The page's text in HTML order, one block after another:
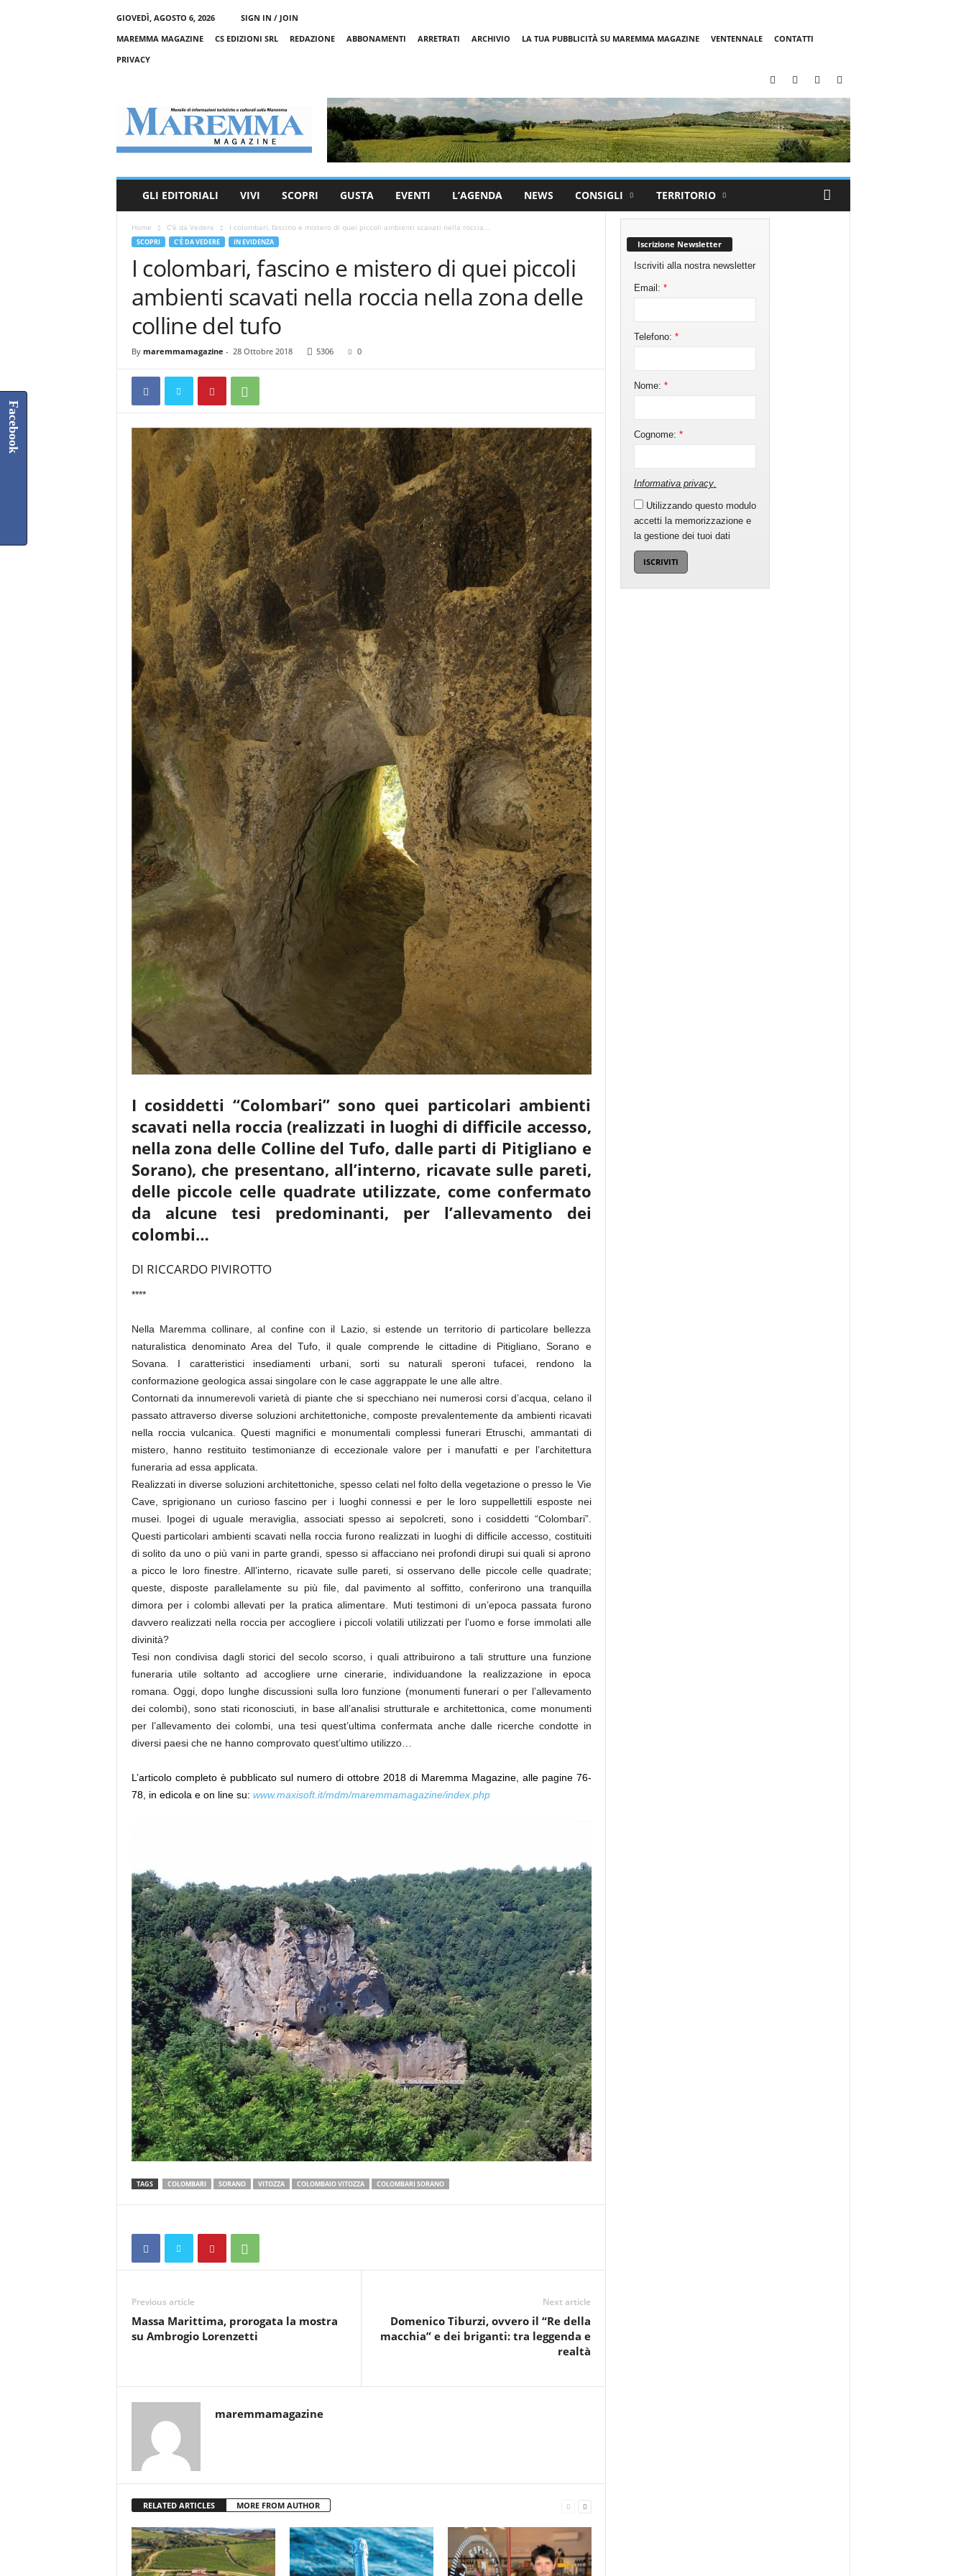
GIOVEDÌ, AGOSTO 6, 2026
SIGN IN / JOIN
MAREMMA MAGAZINE
CS EDIZIONI SRL REDAZIONE ABBONAMENTI ARRETRATI ARCHIVIO LA TUA PUBBLICITÀ SU MAREMMA MAGAZINE VENTENNALE
CONTATTI
PRIVACY
m
GLI EDITORIALI VIVI SCOPRI GUSTA EVENTI L’AGENDA NEWS CONSIGLI TERRITORIO
Home C'è da Vedere I colombari, fascino e mistero di quei piccoli ambienti scavati nella roccia...
SCOPRI C'È DA VEDERE IN EVIDENZA
I colombari, fascino e mistero di quei piccoli
ambienti scavati nella roccia nella zona delle
colline del tufo
By maremmamagazine - 28 Ottobre 2018 5306 0
I cosiddetti “Colombari” sono quei particolari ambienti
scavati nella roccia (realizzati in luoghi di difficile accesso,
nella zona delle Colline del Tufo, dalle parti di Pitigliano e
Sorano), che presentano, all’interno, ricavate sulle pareti,
delle piccole celle quadrate utilizzate, come confermato
da alcune tesi predominanti, per l’allevamento dei
colombi…
DI RICCARDO PIVIROTTO
****
Nella Maremma collinare, al confine con il Lazio, si estende un territorio di particolare bellezza
naturalistica denominato Area del Tufo, il quale comprende le cittadine di Pitigliano, Sorano e
Sovana. I caratteristici insediamenti urbani, sorti su naturali speroni tufacei, rendono la
conformazione geologica assai singolare con le case aggrappate le une alle altre.
Contornati da innumerevoli varietà di piante che si specchiano nei numerosi corsi d’acqua, celano il
passato attraverso diverse soluzioni architettoniche, composte prevalentemente da ambienti ricavati
nella roccia vulcanica. Questi magnifici e monumentali complessi funerari Etruschi, ammantati di
mistero, hanno restituito testimonianze di eccezionale valore per i manufatti e per l’architettura
funeraria ad essa applicata.
Realizzati in diverse soluzioni architettoniche, spesso celati nel folto della vegetazione o presso le Vie
Cave, sprigionano un curioso fascino per i luoghi connessi e per le loro suppellettili esposte nei
musei. Ipogei di uguale meraviglia, associati spesso ai sepolcreti, sono i cosiddetti “Colombari”.
Questi particolari ambienti scavati nella roccia furono realizzati in luoghi di difficile accesso, costituiti
di solito da uno o più vani in parte grandi, spesso si affacciano nei profondi dirupi sui quali si aprono
a picco le loro finestre. All’interno, ricavate sulle pareti, si osservano delle piccole celle quadrate;
queste, disposte parallelamente su più file, dal pavimento al soffitto, conferirono una tranquilla
dimora per i colombi allevati per la pratica alimentare. Muti testimoni di un’epoca passata furono
davvero realizzati nella roccia per accogliere i piccoli volatili utilizzati per l’uomo e forse immolati alle
divinità?
Tesi non condivisa dagli storici del secolo scorso, i quali attribuirono a tali strutture una funzione
funeraria utile soltanto ad accogliere urne cinerarie, individuandone la realizzazione in epoca
romana. Oggi, dopo lunghe discussioni sulla loro funzione (monumenti funerari o per l’allevamento
dei colombi), sono stati riconosciuti, in base all’analisi strutturale e architettonica, come monumenti
per l’allevamento dei colombi, una tesi quest’ultima confermata anche dalle ricerche condotte in
diversi paesi che ne hanno comprovato quest’ultimo utilizzo…
L’articolo completo è pubblicato sul numero di ottobre 2018 di Maremma Magazine, alle pagine 76-
78, in edicola e on line su: www.maxisoft.it/mdm/maremmamagazine/index.php
TAGS COLOMBARI SORANO VITOZZA COLOMBAIO VITOZZA COLOMBARI SORANO
Previous article
Massa Marittima, prorogata la mostra
su Ambrogio Lorenzetti
Next article
Domenico Tiburzi, ovvero il “Re della
macchia” e dei briganti: tra leggenda e
realtà
maremmamagazine
RELATED ARTICLES MORE FROM AUTHOR
Iscrizione Newsletter
Iscriviti alla nostra newsletter
Email: *
Telefono: *
Nome: *
Cognome: *
Informativa privacy.
Utilizzando questo modulo
accetti la memorizzazione e
la gestione dei tuoi dati
Facebook